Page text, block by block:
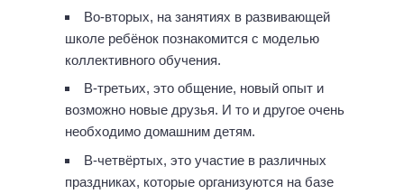
Во-вторых, на занятиях в развивающей
школе ребёнок познакомится с моделью
коллективного обучения.
В-третьих, это общение, новый опыт и
возможно новые друзья. И то и другое очень
необходимо домашним детям.
В-четвёртых, это участие в различных
праздниках, которые организуются на базе